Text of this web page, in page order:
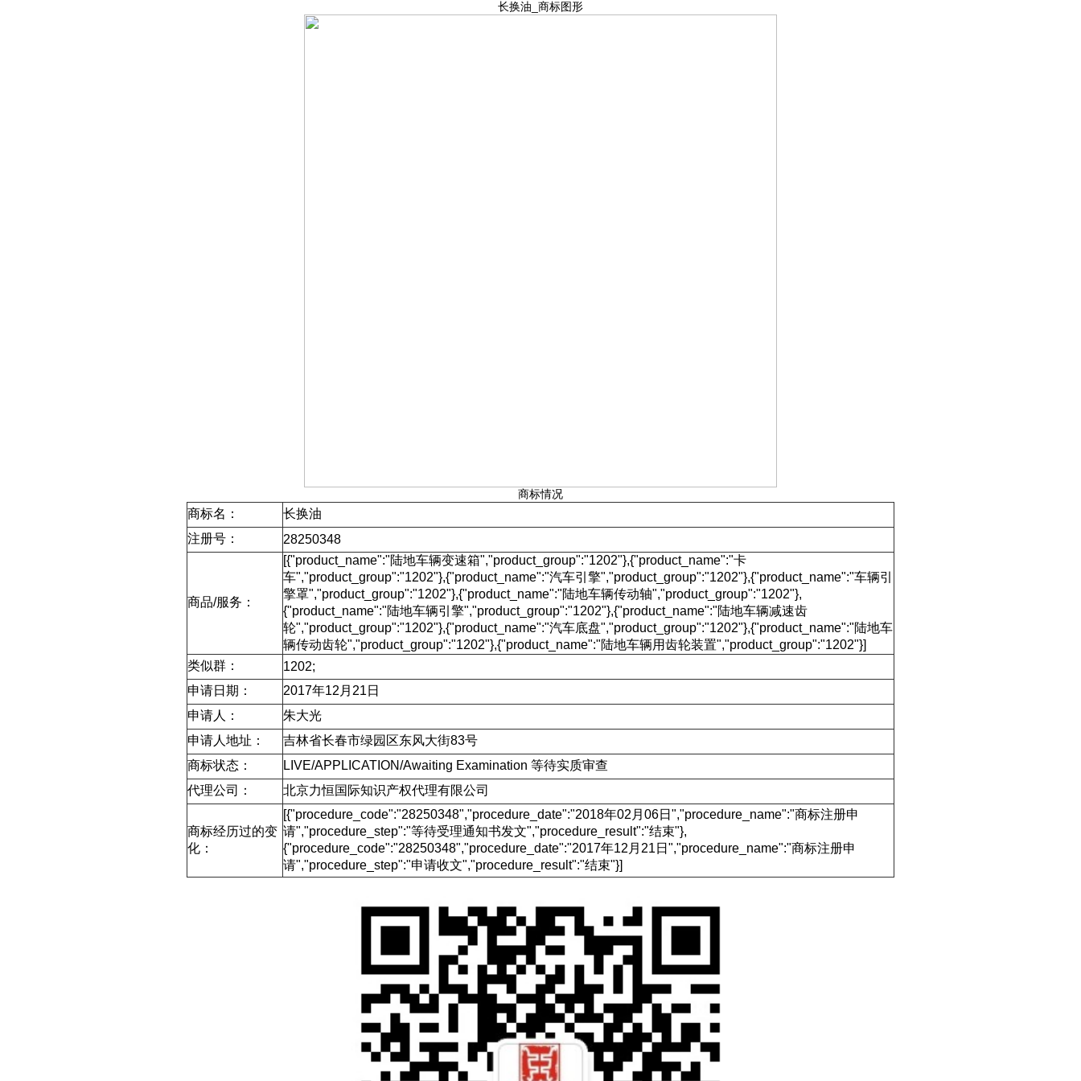
长换油_商标图形
商标情况
商标名：
长换油
注册号：
28250348
商品/服务：
[{"product_name":"陆地车辆变速箱","product_group":"1202"},{"product_name":"卡
车","product_group":"1202"},{"product_name":"汽车引擎","product_group":"1202"},{"product_name":"车辆引
擎罩","product_group":"1202"},{"product_name":"陆地车辆传动轴","product_group":"1202"},
{"product_name":"陆地车辆引擎","product_group":"1202"},{"product_name":"陆地车辆减速齿
轮","product_group":"1202"},{"product_name":"汽车底盘","product_group":"1202"},{"product_name":"陆地车
辆传动齿轮","product_group":"1202"},{"product_name":"陆地车辆用齿轮装置","product_group":"1202"}]
类似群：
1202;
申请日期：
2017年12月21日
申请人：
朱大光
申请人地址：
吉林省长春市绿园区东风大街83号
商标状态：
LIVE/APPLICATION/Awaiting Examination 等待实质审查
代理公司：
北京力恒国际知识产权代理有限公司
商标经历过的变
化：
[{"procedure_code":"28250348","procedure_date":"2018年02月06日","procedure_name":"商标注册申
请","procedure_step":"等待受理通知书发文","procedure_result":"结束"},
{"procedure_code":"28250348","procedure_date":"2017年12月21日","procedure_name":"商标注册申
请","procedure_step":"申请收文","procedure_result":"结束"}]